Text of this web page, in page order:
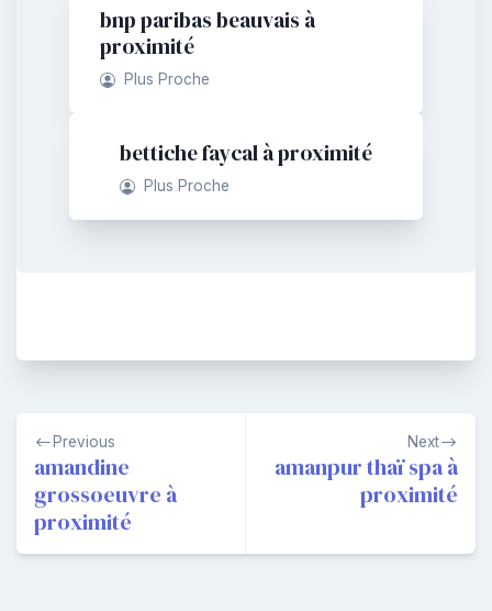
bnp paribas beauvais à
proximité
Plus Proche
bettiche faycal à proximité
Plus Proche
Navigation
de
l’article
Previous
amandine
grossoeuvre à
proximité
Next
amanpur thaï spa à
proximité